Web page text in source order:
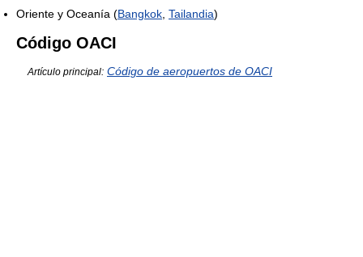
Oriente y Oceanía (Bangkok, Tailandia)
Código OACI
Artículo principal: Código de aeropuertos de OACI